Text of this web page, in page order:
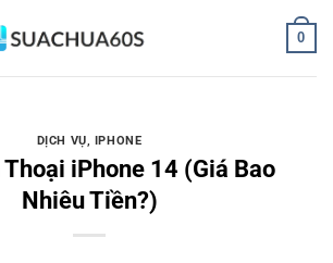
0
DỊCH VỤ, IPHONE
iPhone 14 (Giá Bao
Nhiêu Tiền?)